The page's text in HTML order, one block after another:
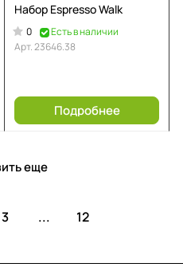
Набор Espresso Walk
0
Есть в наличии
Арт.23646.38
Подробнее
еще
3 ... 12